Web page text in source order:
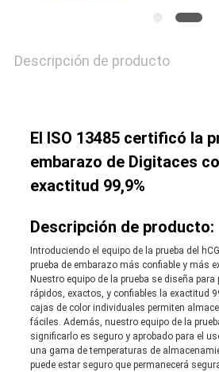
Descripción de producto
El ISO 13485 certificó la
embarazo de Digitaces
exactitud 99,9%
Descripción de producto:
Introduciendo el equipo de la prueba del
prueba de embarazo más confiable y más
Nuestro equipo de la prueba se diseña
rápidos, exactos, y confiables la exactitud
cajas de color individuales permiten
fáciles. Además, nuestro equipo de la
significarlo es seguro y aprobado para el
una gama de temperaturas de
puede estar seguro que permanecerá